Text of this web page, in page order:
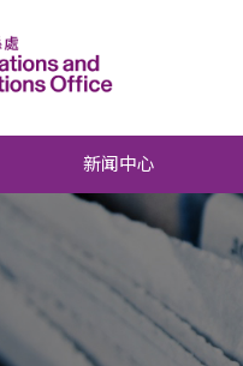
新闻中心